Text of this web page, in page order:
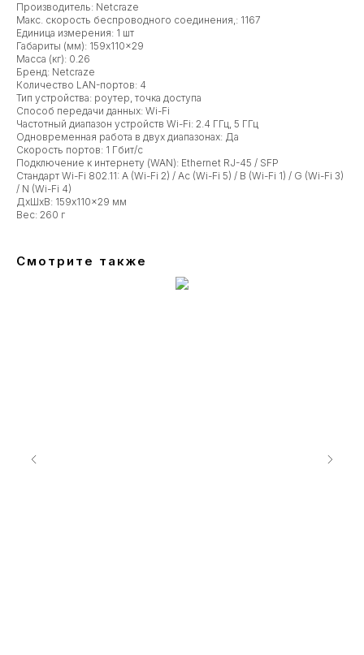
Производитель: Netcraze
Макс. скорость беспроводного соединения,: 1167
Единица измерения: 1 шт
Габариты (мм): 159x110x29
Масса (кг): 0.26
Бренд: Netcraze
Количество LAN-портов: 4
Тип устройства: роутер, точка доступа
Способ передачи данных: Wi-Fi
Частотный диапазон устройств Wi-Fi: 2.4 ГГц, 5 ГГц
Одновременная работа в двух диапазонах: Да
Скорость портов: 1 Гбит/с
Подключение к интернету (WAN): Ethernet RJ-45 / SFP
Стандарт Wi-Fi 802.11: A (Wi-Fi 2) / Ac (Wi-Fi 5) / B (Wi-Fi 1) / G (Wi-Fi 3)
/ N (Wi-Fi 4)
ДxШxВ: 159x110x29 мм
Вес: 260 г
Смотрите также